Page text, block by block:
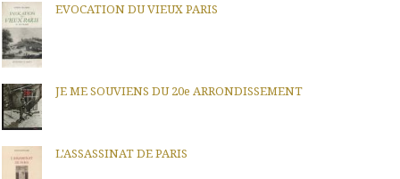
EVOCATION DU VIEUX PARIS
JE ME SOUVIENS DU 20e ARRONDISSEMENT
L'ASSASSINAT DE PARIS